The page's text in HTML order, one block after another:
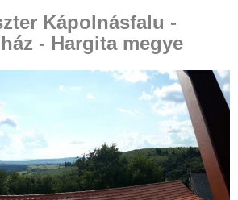
Kápolnásfalu -
- Hargita megye